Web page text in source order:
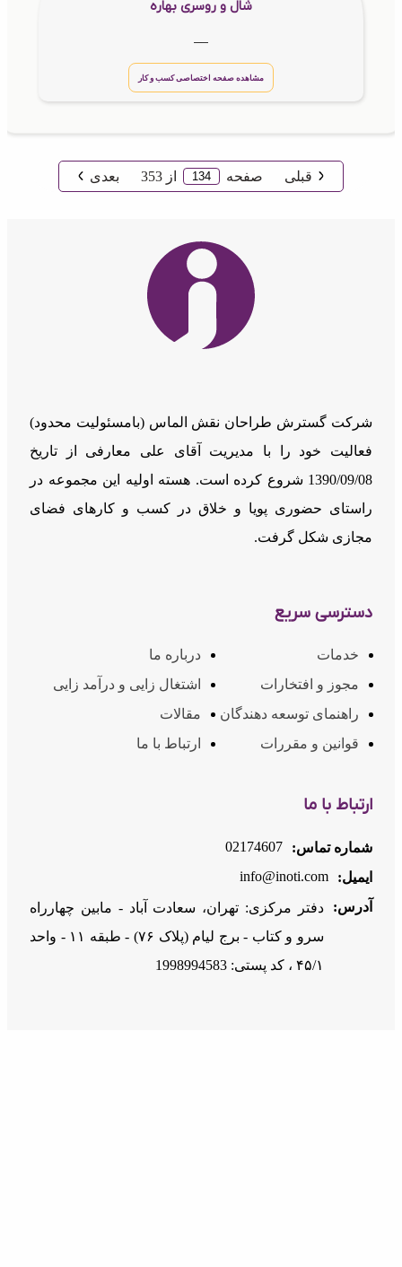
شال و روسری بهاره
مشاهده صفحه اختصاصی کسب و کار
قبلی صفحه از 353 بعدی
شرکت گسترش طراحان نقش الماس (بامسئوليت محدود)
فعالیت خود را با مدیریت آقای علی معارفی از تاریخ
1390/09/08 شروع کرده است. هسته اولیه این مجموعه در
راستای حضوری پویا و خلاق در کسب و کارهای فضای
مجازی شکل گرفت.
دسترسی سریع
خدمات
درباره ما
مجوز و افتخارات
اشتغال زایی و درآمد زایی
راهنمای توسعه دهندگان
مقالات
قوانین و مقررات
ارتباط با ما
ارتباط با ما
شماره تماس:
02174607
ایمیل:
info@inoti.com
آدرس:
دفتر مرکزی: تهران، سعادت آباد - مابین چهارراه
سرو و کتاب - برج لیام (پلاک ۷۶) - طبقه ۱۱ - واحد
۴۵/۱ ، کد پستی: 1998994583